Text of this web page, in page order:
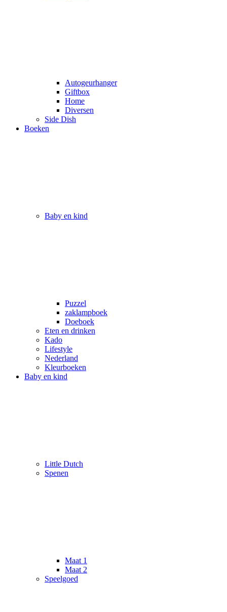
Autogeurhanger
Giftbox
Home
Diversen
Side Dish
Boeken
Baby en kind
Puzzel
zaklampboek
Doeboek
Eten en drinken
Kado
Lifestyle
Nederland
Kleurboeken
Baby en kind
Little Dutch
Spenen
Maat 1
Maat 2
Speelgoed